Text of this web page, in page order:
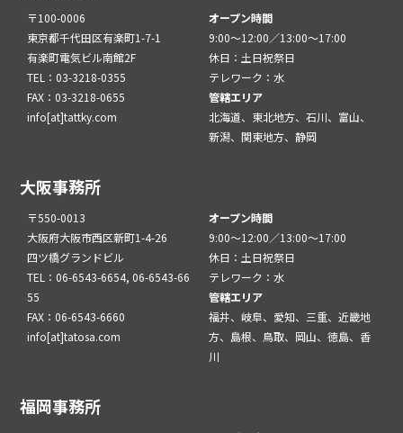
〒100-0006
東京都千代田区有楽町1-7-1
有楽町電気ビル南館2F
TEL：03-3218-0355
FAX：03-3218-0655
info[at]tattky.com
オープン時間
9:00～12:00／13:00～17:00
休日：土日祝祭日
テレワーク：水
管轄エリア
北海道、東北地方、石川、富山、
新潟、関東地方、静岡
大阪事務所
〒550-0013
大阪府大阪市西区新町1-4-26
四ツ橋グランドビル
TEL：06-6543-6654, 06-6543-66
55
FAX：06-6543-6660
info[at]tatosa.com
オープン時間
9:00～12:00／13:00～17:00
休日：土日祝祭日
テレワーク：水
管轄エリア
福井、岐阜、愛知、三重、近畿地
方、島根、鳥取、岡山、徳島、香
川
福岡事務所